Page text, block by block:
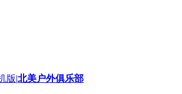
版|北美户外俱乐部